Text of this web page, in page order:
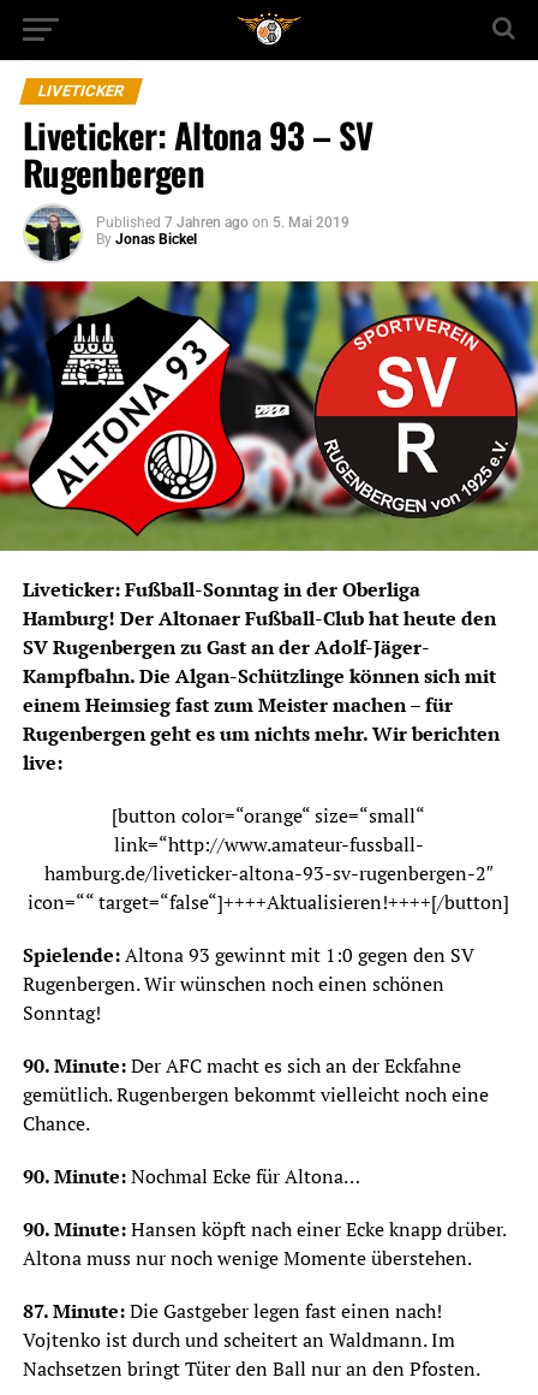
LIVETICKER
Liveticker: Altona 93 – SV
Rugenbergen
Published 7 Jahren ago on 5. Mai 2019
By Jonas Bickel
Liveticker: Fußball-Sonntag in der Oberliga
Hamburg! Der Altonaer Fußball-Club hat heute den
SV Rugenbergen zu Gast an der Adolf-Jäger-
Kampfbahn. Die Algan-Schützlinge können sich mit
einem Heimsieg fast zum Meister machen – für
Rugenbergen geht es um nichts mehr. Wir berichten
live:
[button color=“orange“ size=“small“
link=“http://www.amateur-fussball-
hamburg.de/liveticker-altona-93-sv-rugenbergen-2″
icon=““ target=“false“]++++Aktualisieren!++++[/button]
Spielende:Altona 93 gewinnt mit 1:0 gegen den SV
Rugenbergen. Wir wünschen noch einen schönen
Sonntag!
90. Minute:Der AFC macht es sich an der Eckfahne
gemütlich. Rugenbergen bekommt vielleicht noch eine
Chance.
90. Minute:Nochmal Ecke für Altona…
90. Minute:Hansen köpft nach einer Ecke knapp drüber.
Altona muss nur noch wenige Momente überstehen.
87. Minute:Die Gastgeber legen fast einen nach!
Vojtenko ist durch und scheitert an Waldmann. Im
Nachsetzen bringt Tüter den Ball nur an den Pfosten.